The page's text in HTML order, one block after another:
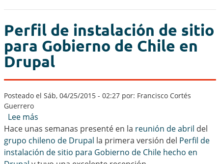
Perfil de instalación de sitio
para Gobierno de Chile en
Drupal
Posteado el Sáb, 04/25/2015 - 02:27 por: Francisco Cortés
Guerrero
Lee más
Hace unas semanas presenté en la reunión de abril del
grupo chileno de Drupal la primera versión del Perfil de
instalación de sitio para Gobierno de Chile hecho en